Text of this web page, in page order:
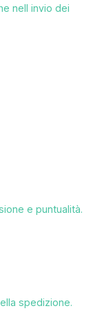
nell invio dei
e puntualità.
spedizione.